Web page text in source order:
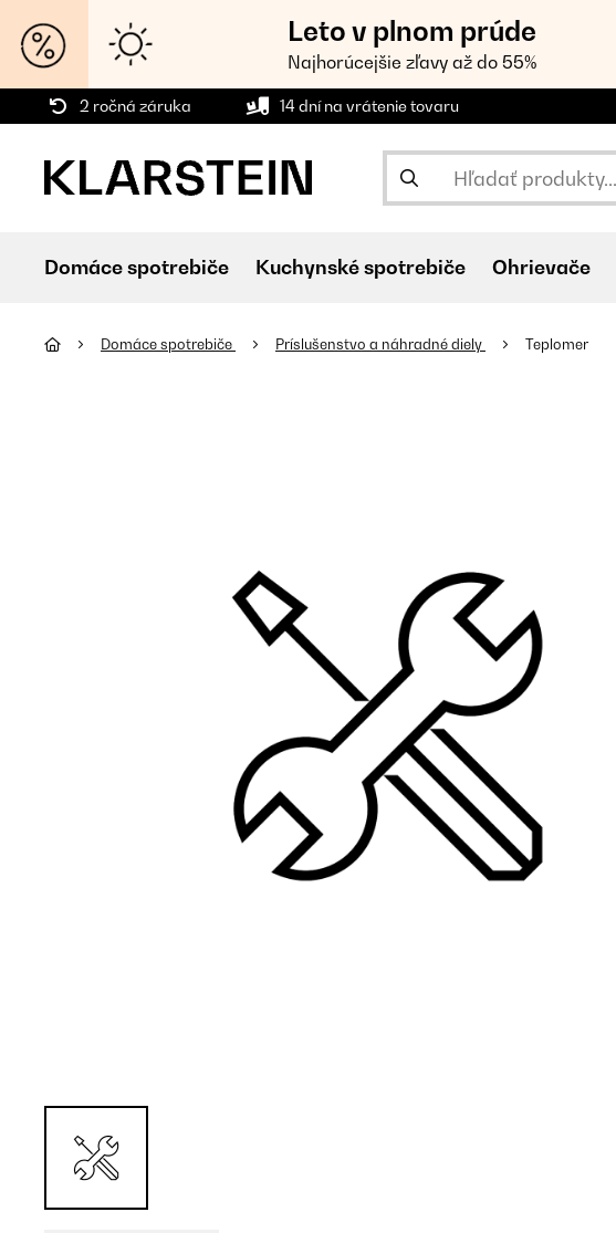
Leto v plnom prúde
Najhorúcejšie zľavy až do 55%
2 ročná záruka 14 dní na vrátenie tovaru
Domáce spotrebiče Kuchynské spotrebiče Ohrievače
Domáce spotrebiče Príslušenstvo a náhradné diely Teplomer